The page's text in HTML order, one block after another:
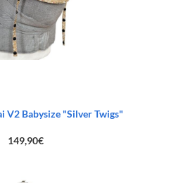
V2 Babysize "Silver Twigs"
149,90€